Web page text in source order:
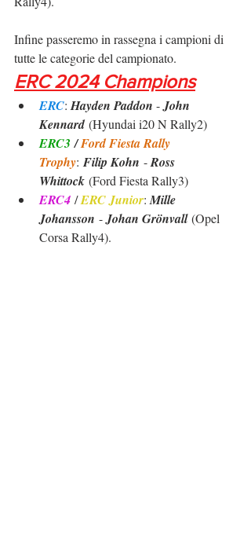
Infine passeremo in rassegna i campioni di
tutte le categorie del campionato.
ERC 2024 Champions
ERC: Hayden Paddon - John
Kennard (Hyundai i20 N Rally2)
ERC3 / Ford Fiesta Rally
Trophy: Filip Kohn - Ross
Whittock (Ford Fiesta Rally3)
ERC4 / ERC Junior: Mille
Johansson - Johan Grönvall (Opel
Corsa Rally4).